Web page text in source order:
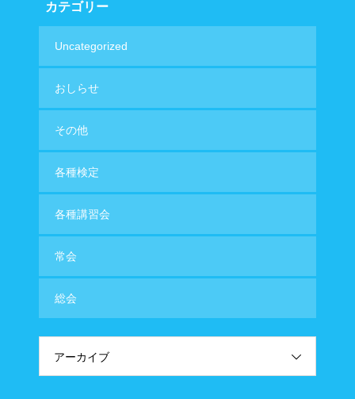
カテゴリー
Uncategorized
おしらせ
その他
各種検定
各種講習会
常会
総会
アーカイブ